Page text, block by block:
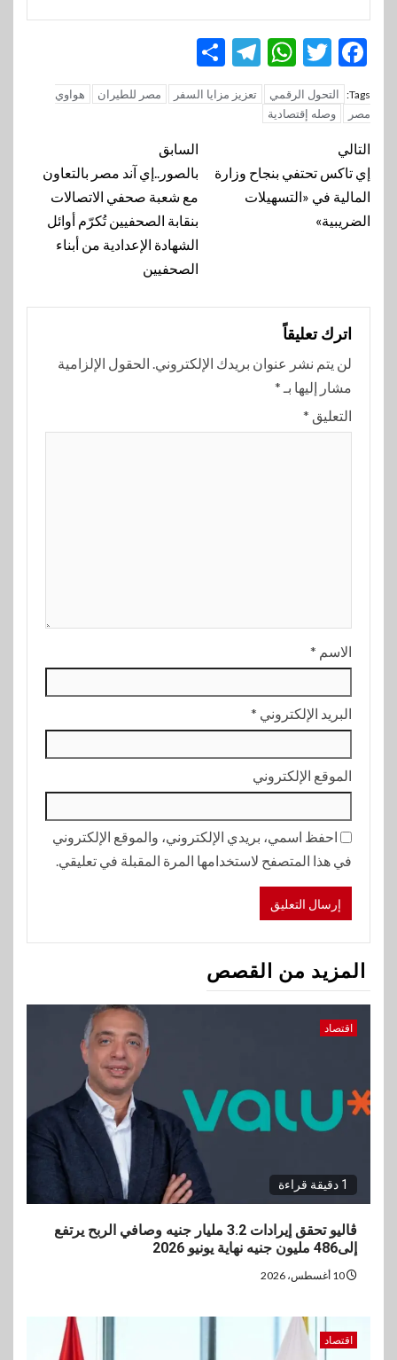
Facebook
Twitter
WhatsApp
Telegram
Tags: التحول الرقمي تعزيز مزايا السفر مصر للطيران
هواوي
مصر
وصله إقتصادية
تنقل
المقالة
السابق
بالصور..إي آند مصر بالتعاون
مع شعبة صحفي الاتصالات
بنقابة الصحفيين تُكرّم أوائل
الشهادة الإعدادية من أبناء
الصحفيين
التالي
إي تاكس تحتفي بنجاح وزارة
المالية في «التسهيلات
الضريبية»
اترك تعليقاً
لن يتم نشر عنوان بريدك الإلكتروني. الحقول الإلزامية
مشار إليها بـ *
التعليق *
الاسم *
البريد الإلكتروني *
الموقع الإلكتروني
احفظ اسمي، بريدي الإلكتروني، والموقع الإلكتروني
في هذا المتصفح لاستخدامها المرة المقبلة في تعليقي.
المزيد من القصص
اقتصاد
1 دقيقة قراءة
ڤاليو تحقق إيرادات 3.2 مليار جنيه وصافي الربح يرتفع
إلى486 مليون جنيه نهاية يونيو 2026
اقتصاد